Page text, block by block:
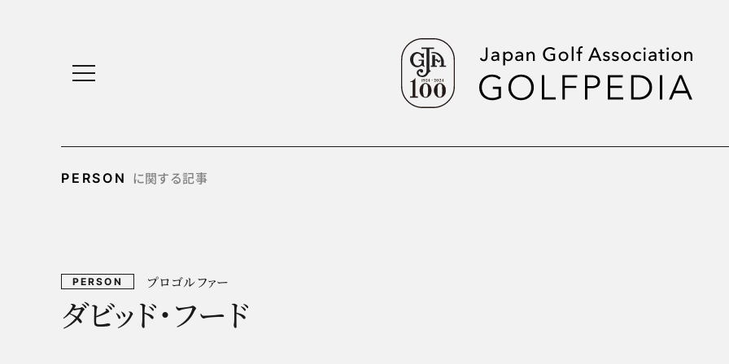
PERSON に関する記事
PERSON プロゴルファー
ダビッド・フード